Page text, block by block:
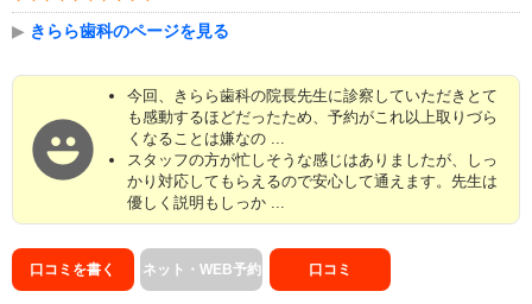
▶ きらら歯科のページを見る
今回、きらら歯科の院長先生に診察していただきとて
も感動するほどだったため、予約がこれ以上取りづら
くなることは嫌なの ...
スタッフの方が忙しそうな感じはありましたが、しっ
かり対応してもらえるので安心して通えます。先生は
優しく説明もしっか ...
口コミを書く ネット・WEB予約 口コミ